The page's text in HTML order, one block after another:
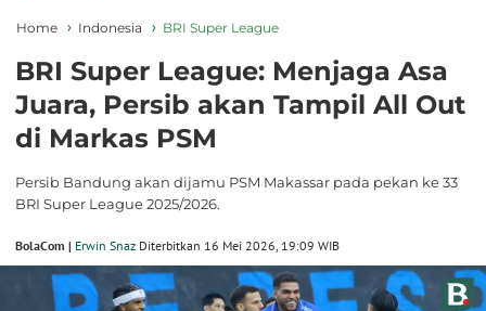
Home Indonesia BRI Super League
BRI Super League: Menjaga Asa
Juara, Persib akan Tampil All Out
di Markas PSM
Persib Bandung akan dijamu PSM Makassar pada pekan ke 33
BRI Super League 2025/2026.
BolaCom | Erwin Snaz Diterbitkan 16 Mei 2026, 19:09 WIB